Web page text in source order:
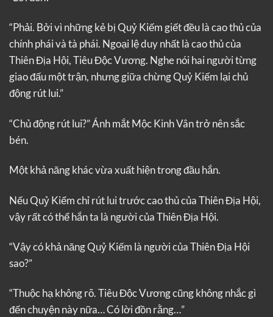
“Phải. Bởi vì những kẻ bị Quỷ Kiếm giết đều là cao thủ của
chính phái và tà phái. Ngoại lệ duy nhất là cao thủ của
Thiên Địa Hội, Tiêu Độc Vương. Nghe nói hai người từng
giao đấu một trận, nhưng giữa chừng Quỷ Kiếm lại chủ
động rút lui.”
“Chủ động rút lui?” Ánh mắt Mộc Kinh Vân trở nên sắc
bén.
Một khả năng khác vừa xuất hiện trong đầu hắn.
Nếu Quỷ Kiếm chỉ rút lui trước cao thủ của Thiên Địa Hội,
vậy rất có thể hắn ta là người của Thiên Địa Hội.
“Vậy có khả năng Quỷ Kiếm là người của Thiên Địa Hội
sao?”
“Thuộc hạ không rõ. Tiêu Độc Vương cũng không nhắc gì
đến chuyện này nữa… Có lời đồn rằng…”